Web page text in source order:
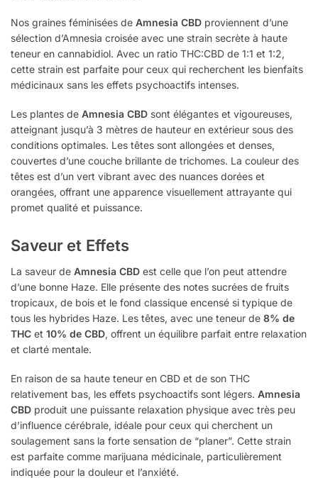
Nos graines féminisées de Amnesia CBD proviennent d’une
sélection d’Amnesia croisée avec une strain secrète à haute
teneur en cannabidiol. Avec un ratio THC:CBD de 1:1 et 1:2,
cette strain est parfaite pour ceux qui recherchent les bienfaits
médicinaux sans les effets psychoactifs intenses.
Les plantes de Amnesia CBD sont élégantes et vigoureuses,
atteignant jusqu’à 3 mètres de hauteur en extérieur sous des
conditions optimales. Les têtes sont allongées et denses,
couvertes d’une couche brillante de trichomes. La couleur des
têtes est d’un vert vibrant avec des nuances dorées et
orangées, offrant une apparence visuellement attrayante qui
promet qualité et puissance.
Saveur et Effets
La saveur de Amnesia CBD est celle que l’on peut attendre
d’une bonne Haze. Elle présente des notes sucrées de fruits
tropicaux, de bois et le fond classique encensé si typique de
tous les hybrides Haze. Les têtes, avec une teneur de 8% de
THC et 10% de CBD, offrent un équilibre parfait entre relaxation
et clarté mentale.
En raison de sa haute teneur en CBD et de son THC
relativement bas, les effets psychoactifs sont légers. Amnesia
CBD produit une puissante relaxation physique avec très peu
d’influence cérébrale, idéale pour ceux qui cherchent un
soulagement sans la forte sensation de “planer”. Cette strain
est parfaite comme marijuana médicinale, particulièrement
indiquée pour la douleur et l’anxiété.